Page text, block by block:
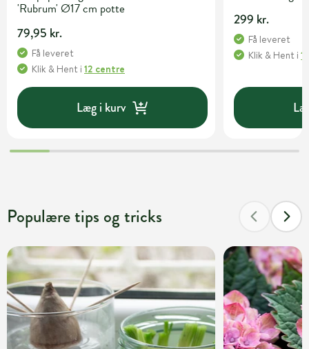
'Rubrum' Ø17 cm potte
79,95 kr.
Få leveret
Klik & Hent i 12 centre
Læg i kurv
299 kr.
Få leveret
Klik & Hent i
Populære tips og tricks